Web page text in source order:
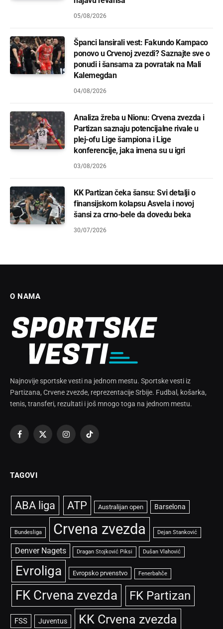
05/08/2026
Španci lansirali vest: Fakundo Kampaco
ponovo u Crvenoj zvezdi? Saznajte sve o
ponudi i šansama za povratak na Mali
Kalemegdan
04/08/2026
Analiza žreba u Nionu: Crvena zvezda i
Partizan saznaju potencijalne rivale u
plej-ofu Lige šampiona i Lige
konferencije, jaka imena su u igri
03/08/2026
KK Partizan čeka šansu: Svi detalji o
finansijskom kolapsu Asvela i novoj
šansi za crno-bele da dovedu beka
30/07/2026
O NAMA
Najnovije sportske vesti na jednom mestu. Sportske vesti iz
Partizana, Crvene zvezde, reprezentacije Srbije. Fudbal, košarka,
tenis, transferi, rezultati i još mnogo toga na jednom mestu.
Facebook
X
InstagramTikTok
TAGOVI
ABA liga ATP Australijan open Barselona
Bundesliga Crvena zvezda Dejan Stanković
Denver Nagets Dragan Stojković Piksi Dušan Vlahović
Evroliga Evropsko prvenstvo Fenerbahče
FK Crvena zvezda FK Partizan
FSS Juventus KK Crvena zvezda